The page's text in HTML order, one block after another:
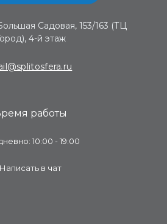
Садовая, 153/163 (ТЦ
4-й этаж
работы
10:00 - 19:00
Написать в чат